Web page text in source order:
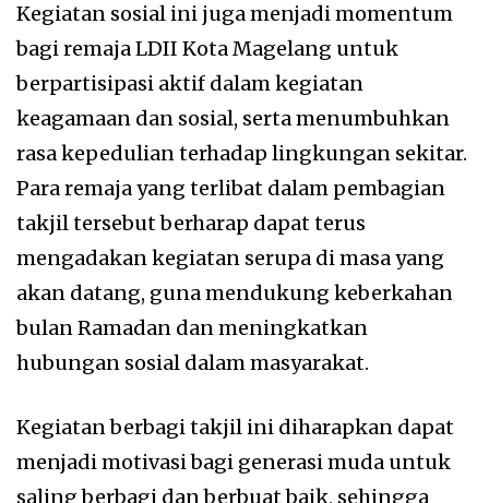
Kegiatan sosial ini juga menjadi momentum
bagi remaja LDII Kota Magelang untuk
berpartisipasi aktif dalam kegiatan
keagamaan dan sosial, serta menumbuhkan
rasa kepedulian terhadap lingkungan sekitar.
Para remaja yang terlibat dalam pembagian
takjil tersebut berharap dapat terus
mengadakan kegiatan serupa di masa yang
akan datang, guna mendukung keberkahan
bulan Ramadan dan meningkatkan
hubungan sosial dalam masyarakat.
Kegiatan berbagi takjil ini diharapkan dapat
menjadi motivasi bagi generasi muda untuk
saling berbagi dan berbuat baik, sehingga